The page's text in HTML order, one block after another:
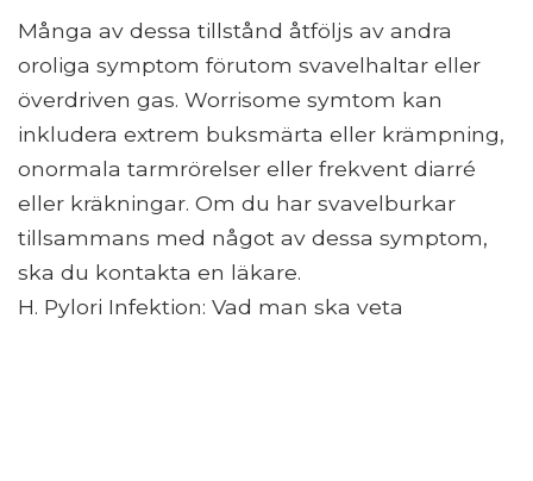
Många av dessa tillstånd åtföljs av andra
oroliga symptom förutom svavelhaltar eller
överdriven gas. Worrisome symtom kan
inkludera extrem buksmärta eller krämpning,
onormala tarmrörelser eller frekvent diarré
eller kräkningar. Om du har svavelburkar
tillsammans med något av dessa symptom,
ska du kontakta en läkare.
H. Pylori Infektion: Vad man ska veta